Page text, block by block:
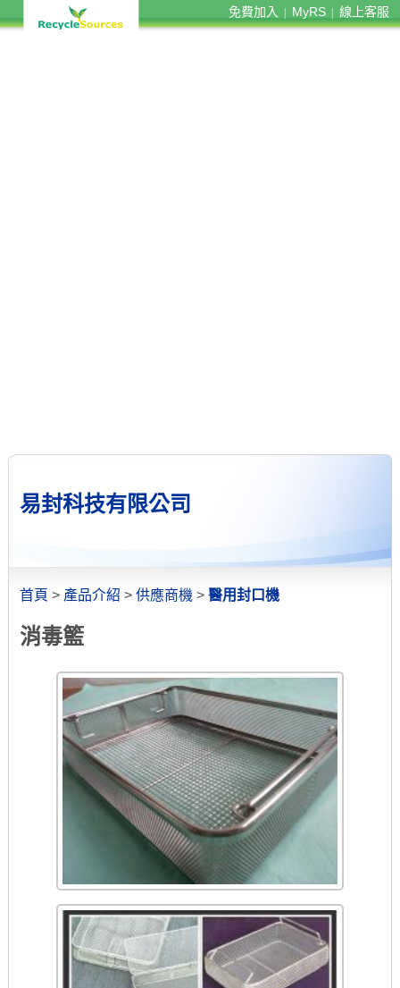
免費加入 MyRS 線上客服
易封科技有限公司
首頁 > 產品介紹 > 供應商機 > 醫用封口機
消毒籃